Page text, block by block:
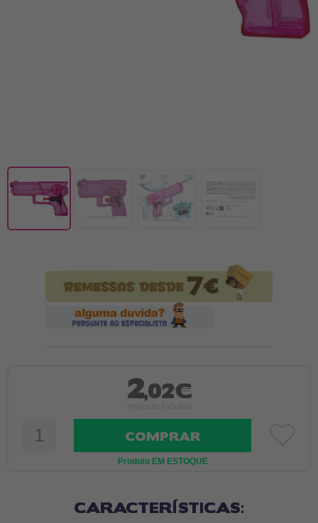
2,02€
COMPRAR
Produto EM ESTOQUE
CARACTERÍSTICAS: